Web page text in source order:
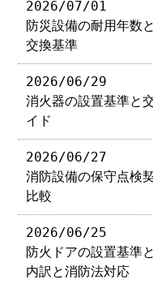
2026/07/01
防災設備の耐用年数
交換基準
2026/06/29
消火器の設置基準と
イド
2026/06/27
消防設備の保守点検
比較
2026/06/25
防火ドアの設置基準
内訳と消防法対応